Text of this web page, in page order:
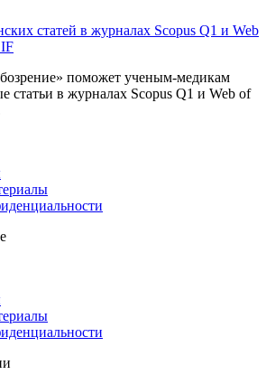
статей в журналах Scopus Q1 и Web
поможет ученым-медикам
статьи в журналах Scopus Q1 и Web of